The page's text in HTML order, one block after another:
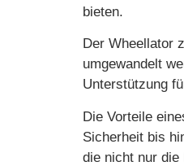
bieten.
Der Wheellator
umgewandelt
Unterstützung
Die Vorteile
Sicherheit bis
die nicht nur die